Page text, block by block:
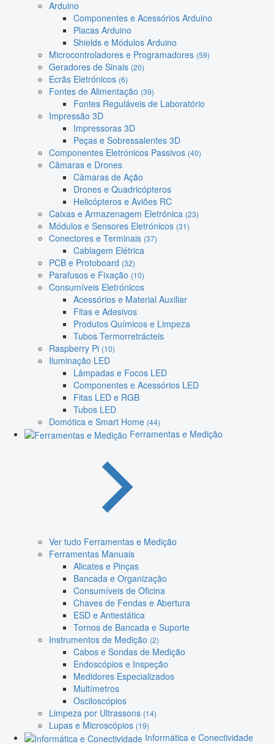
Arduino
Componentes e Acessórios Arduino
Placas Arduino
Shields e Módulos Arduino
Microcontroladores e Programadores (59)
Geradores de Sinais (20)
Ecrãs Eletrónicos (6)
Fontes de Alimentação (39)
Fontes Reguláveis de Laboratório
Impressão 3D
Impressoras 3D
Peças e Sobressalentes 3D
Componentes Eletrónicos Passivos (40)
Câmaras e Drones
Câmaras de Ação
Drones e Quadricópteros
Helicópteros e Aviões RC
Caixas e Armazenagem Eletrónica (23)
Módulos e Sensores Eletrónicos (31)
Conectores e Terminais (37)
Cablagem Elétrica
PCB e Protoboard (32)
Parafusos e Fixação (10)
Consumíveis Eletrónicos
Acessórios e Material Auxiliar
Fitas e Adesivos
Produtos Químicos e Limpeza
Tubos Termorretrácteis
Raspberry Pi (10)
Iluminação LED
Lâmpadas e Focos LED
Componentes e Acessórios LED
Fitas LED e RGB
Tubos LED
Domótica e Smart Home (44)
Ferramentas e Medição
Ver tudo Ferramentas e Medição
Ferramentas Manuais
Alicates e Pinças
Bancada e Organização
Consumíveis de Oficina
Chaves de Fendas e Abertura
ESD e Antiestática
Tornos de Bancada e Suporte
Instrumentos de Medição (2)
Cabos e Sondas de Medição
Endoscópios e Inspeção
Medidores Especializados
Multímetros
Osciloscópios
Limpeza por Ultrassons (14)
Lupas e Microscópios (19)
Informática e Conectividade